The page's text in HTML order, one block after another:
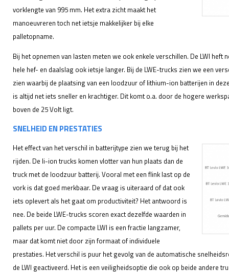
vorklengte van 995 mm. Het extra zicht maakt het
manoeuvreren toch net ietsje makkelijker bij elke
palletopname.
Bij het opnemen van lasten meten we ook enkele verschillen. De LWI heft
hele hef- en daalslag ook ietsje langer. Bij de LWE-trucks zien we een
zien waarbij de plaatsing van een loodzuur of lithium-ion batterijen in
is altijd net iets sneller en krachtiger. Dit komt o.a. door de hogere
boven de 25 Volt ligt.
SNELHEID EN PRESTATIES
Het effect van het verschil in batterijtype zien we terug bij het
rijden. De li-ion trucks komen vlotter van hun plaats dan de
truck met de loodzuur batterij. Vooral met een flink last op de
vork is dat goed merkbaar. De vraag is uiteraard of dat ook
iets oplevert als het gaat om productiviteit? Het antwoord is
nee. De beide LWE-trucks scoren exact dezelfde waarden in
pallets per uur. De compacte LWI is een fractie langzamer,
maar dat komt niet door zijn formaat of individuele
prestaties. Het verschil is puur het gevolg van de automatische
de LWI geactiveerd. Het is een veiligheidsoptie die ook op beide andere